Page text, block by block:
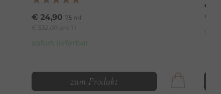
€ 24,90 75 ml
€ 332,00 pro 1 l
sofort lieferbar
zum Produkt
€
€